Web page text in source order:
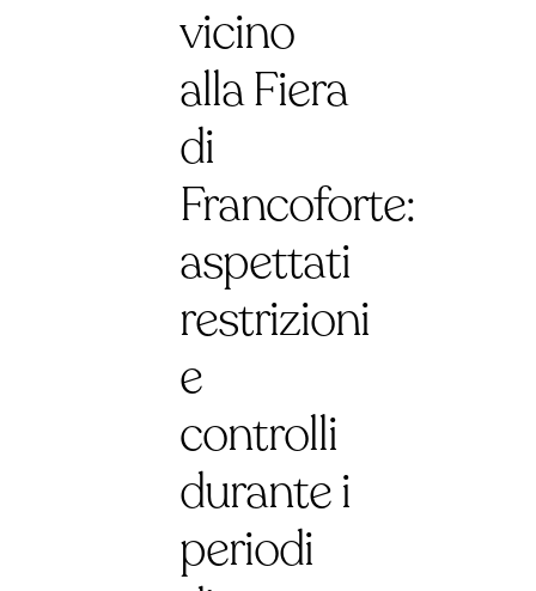
vicino
alla Fiera
di
Francoforte:
aspettati
restrizioni
e
controlli
durante i
periodi